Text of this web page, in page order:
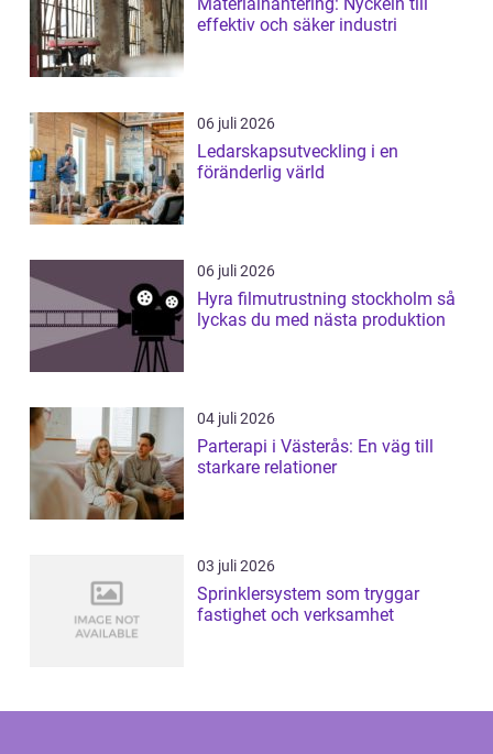
Materialhantering: Nyckeln till
effektiv och säker industri
06 juli 2026
Ledarskapsutveckling i en
föränderlig värld
06 juli 2026
Hyra filmutrustning stockholm så
lyckas du med nästa produktion
04 juli 2026
Parterapi i Västerås: En väg till
starkare relationer
03 juli 2026
Sprinklersystem som tryggar
fastighet och verksamhet